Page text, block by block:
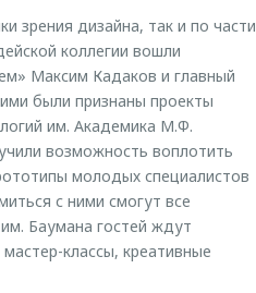
зрения дизайна, так и по части
коллегии вошли
Максим Кадаков и главный
были признаны проекты
им. Академика М.Ф.
возможность воплотить
молодых специалистов
с ними смогут все
Баумана гостей ждут
классы, креативные